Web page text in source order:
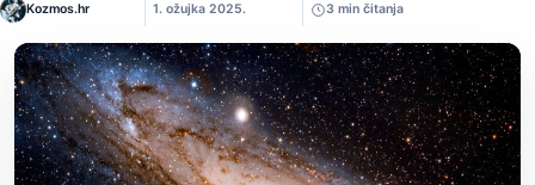
Kozmos.hr 1. ožujka 2025. 3 min čitanja